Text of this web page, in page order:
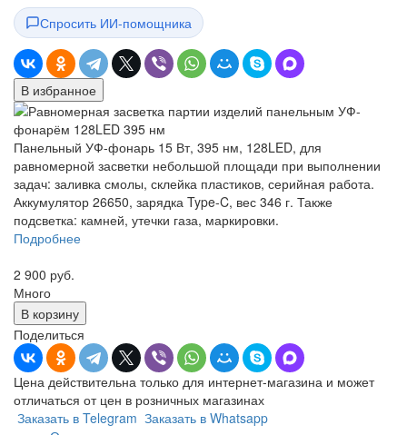
Спросить ИИ-помощника
В избранное
Панельный УФ-фонарь 15 Вт, 395 нм, 128LED, для
равномерной засветки небольшой площади при выполнении
задач: заливка смолы, склейка пластиков, серийная работа.
Аккумулятор 26650, зарядка Type-C, вес 346 г. Также
подсветка: камней, утечки газа, маркировки.
Подробнее
2 900 руб.
Много
В корзину
Поделиться
Цена действительна только для интернет-магазина и может
отличаться от цен в розничных магазинах
Заказать в Telegram Заказать в Whatsapp